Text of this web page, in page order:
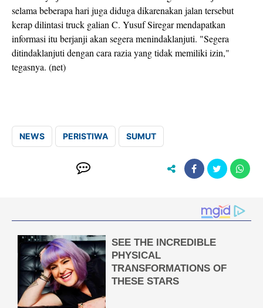
selama beberapa hari juga diduga dikarenakan jalan tersebut
kerap dilintasi truck galian C. Yusuf Siregar mendapatkan
informasi itu berjanji akan segera menindaklanjuti. "Segera
ditindaklanjuti dengan cara razia yang tidak memiliki izin,"
tegasnya. (net)
NEWS PERISTIWA SUMUT